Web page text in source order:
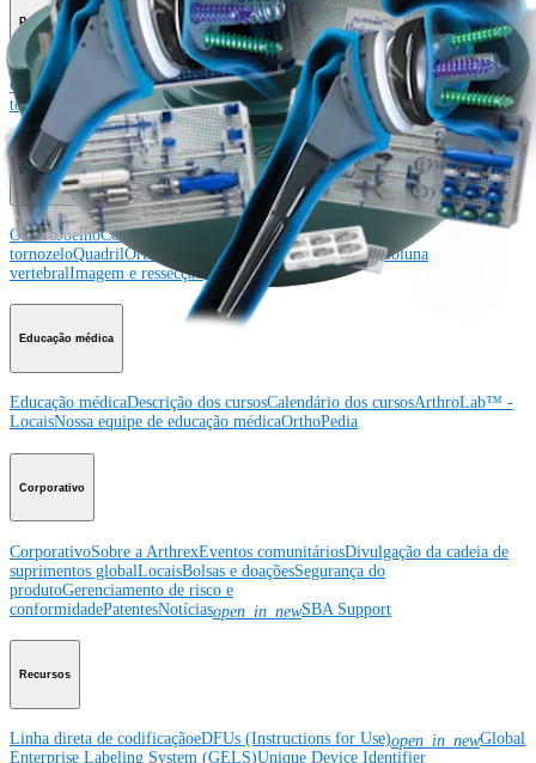
Procedimento
OmbroJoelho CotoveloMão e punhoPé e
tornozelo
QuadrilOrtobiológicosCirurgia cardiotorácicaColuna vertebral
Producto
OmbroJoelhoCotovelo Mão e punho
Pé e
tornozeloQuadrilOrtobiológicosCirurgia cardiotorácicaColuna
vertebralImagem e ressecção
Educação médica
Educação médicaDescrição dos cursosCalendário dos cursosArthroLab™ -
LocaisNossa equipe de educação médicaOrthoPedia
Corporativo
CorporativoSobre a ArthrexEventos comunitáriosDivulgação da cadeia de
suprimentos globalLocaisBolsas e doaçõesSegurança do
produtoGerenciamento de risco e
conformidadePatentesNotíciasopen_in_newSBA Support
Recursos
Linha direta de codificaçãoeDFUs (Instructions for Use)open_in_newGlobal
Enterprise Labeling System (GELS)Unique Device Identifier